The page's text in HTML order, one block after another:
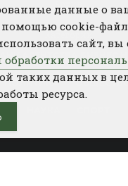
АГЕНТСТВА БИЗНЕС
ПОЛИТИКА
данные о
помощью cookie-
сайт, вы
таких данных в
ресурса.